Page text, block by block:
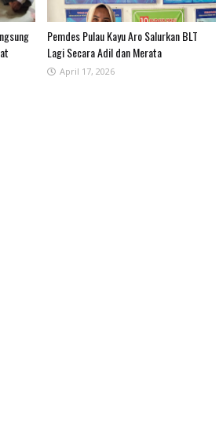
Pemdes Pulau Kayu Aro Salurkan BLT
Lagi Secara Adil dan Merata
April 17, 2026